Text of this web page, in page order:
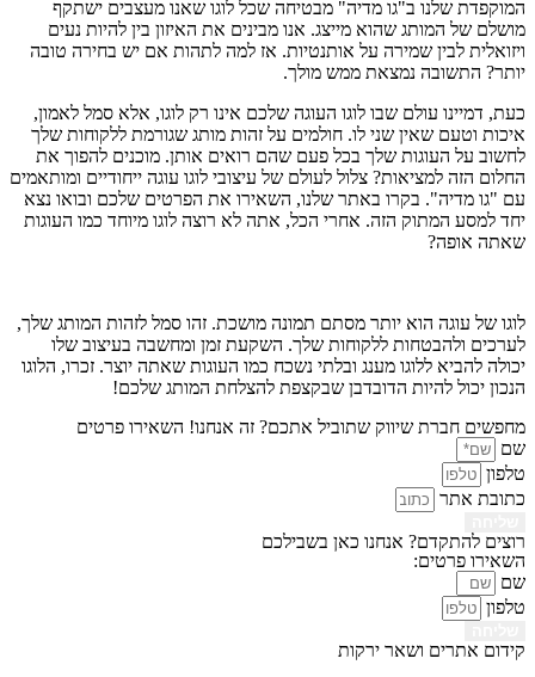
המוקפדת שלנו ב"גו מדיה" מבטיחה שכל לוגו שאנו מעצבים ישתקף
מושלם של המותג שהוא מייצג. אנו מבינים את האיזון בין להיות נעים
ויזואלית לבין שמירה על אותנטיות. אז למה לתהות אם יש בחירה טובה
יותר? התשובה נמצאת ממש מולך.
כעת, דמיינו עולם שבו לוגו העוגה שלכם אינו רק לוגו, אלא סמל לאמון,
איכות וטעם שאין שני לו. חולמים על זהות מותג שגורמת ללקוחות שלך
לחשוב על העוגות שלך בכל פעם שהם רואים אותן. מוכנים להפוך את
החלום הזה למציאות? צלול לעולם של עיצובי לוגו עוגה ייחודיים ומותאמים
עם "גו מדיה". בקרו באתר שלנו, השאירו את הפרטים שלכם ובואו נצא
יחד למסע המתוק הזה. אחרי הכל, אתה לא רוצה לוגו מיוחד כמו העוגות
שאתה אופה?
לוגו של עוגה הוא יותר מסתם תמונה מושכת. זהו סמל לזהות המותג שלך,
לערכים ולהבטחות ללקוחות שלך. השקעת זמן ומחשבה בעיצוב שלו
יכולה להביא ללוגו מענג ובלתי נשכח כמו העוגות שאתה יוצר. זכרו, הלוגו
הנכון יכול להיות הדובדבן שבקצפת להצלחת המותג שלכם!
מחפשים חברת שיווק שתוביל אתכם? זה אנחנו! השאירו פרטים
שם
טלפון
כתובת אתר
רוצים להתקדם? אנחנו כאן בשבילכם
השאירו פרטים:
שם
טלפון
קידום אתרים ושאר ירקות